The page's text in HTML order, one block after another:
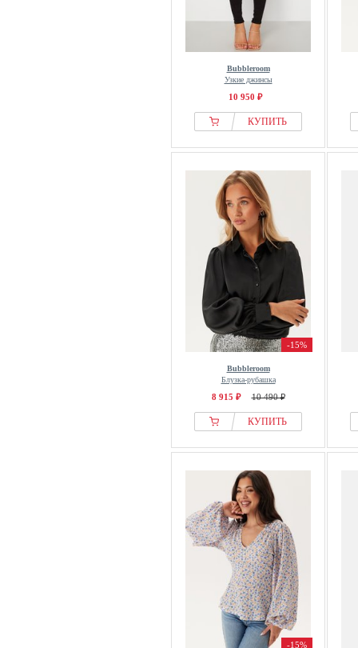
Bubbleroom
Узкие джинсы
10 950 ₽
КУПИТЬ
-15%
Bubbleroom
Блузка-рубашка
8 915 ₽ 10 490 ₽
КУПИТЬ
-15%